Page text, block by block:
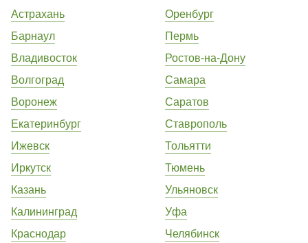
Астрахань
Барнаул
Владивосток
Волгоград
Воронеж
Екатеринбург
Ижевск
Иркутск
Казань
Калининград
Краснодар
Оренбург
Пермь
Ростов-на-Дону
Самара
Саратов
Ставрополь
Тольятти
Тюмень
Ульяновск
Уфа
Челябинск